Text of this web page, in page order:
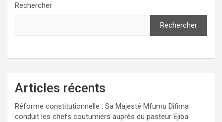
Rechercher
Rechercher
Articles récents
Réforme constitutionnelle : Sa Majesté Mfumu Difima
conduit les chefs coutumiers auprès du pasteur Ejiba